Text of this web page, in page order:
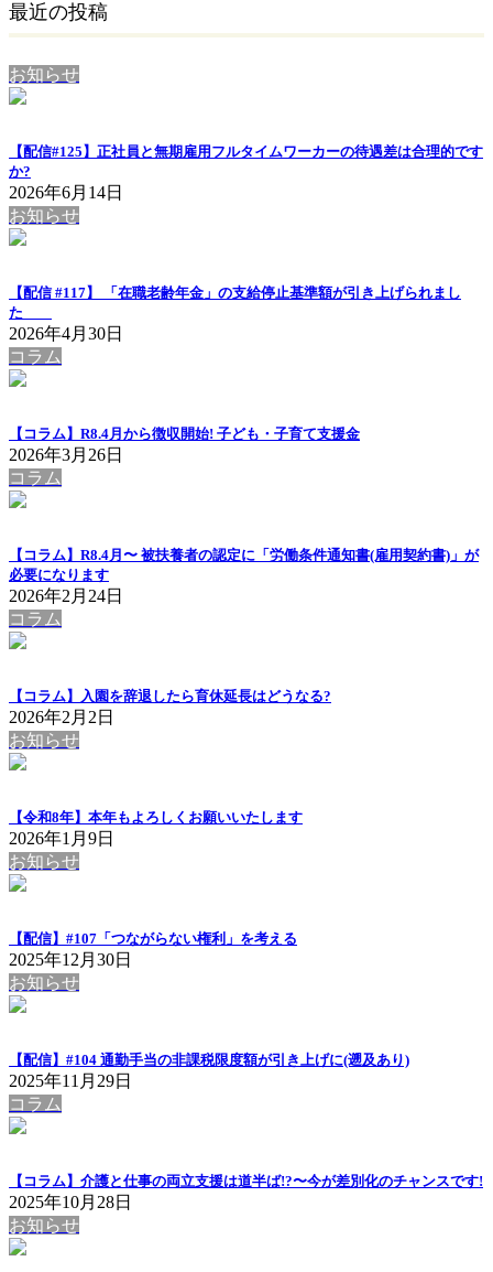
最近の投稿
お知らせ
【配信#125】正社員と無期雇用フルタイムワーカーの待遇差は合理的です
か?
2026年6月14日
お知らせ
【配信 #117】 「在職老齢年金」の支給停止基準額が引き上げられまし
た
2026年4月30日
コラム
【コラム】R8.4月から徴収開始! 子ども・子育て支援金
2026年3月26日
コラム
【コラム】R8.4月〜 被扶養者の認定に「労働条件通知書(雇用契約書)」が
必要になります
2026年2月24日
コラム
【コラム】入園を辞退したら育休延長はどうなる?
2026年2月2日
お知らせ
【令和8年】本年もよろしくお願いいたします
2026年1月9日
お知らせ
【配信】#107「つながらない権利」を考える
2025年12月30日
お知らせ
【配信】#104 通勤手当の非課税限度額が引き上げに(遡及あり)
2025年11月29日
コラム
【コラム】介護と仕事の両立支援は道半ば!?〜今が差別化のチャンスです!
2025年10月28日
お知らせ